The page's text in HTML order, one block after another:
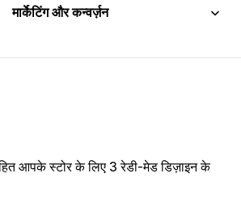
मार्केटिंग और कन्वर्ज़न
आपके स्टोर के लिए 3 रेडी-मेड डिज़ाइन के